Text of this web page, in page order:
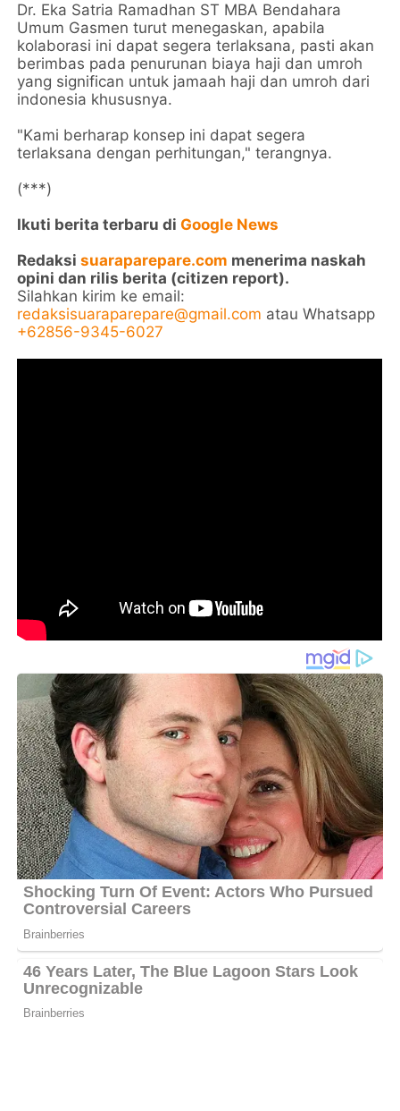
Dr. Eka Satria Ramadhan ST MBA Bendahara
Umum Gasmen turut menegaskan, apabila
kolaborasi ini dapat segera terlaksana, pasti akan
berimbas pada penurunan biaya haji dan umroh
yang significan untuk jamaah haji dan umroh dari
indonesia khususnya.
"Kami berharap konsep ini dapat segera
terlaksana dengan perhitungan," terangnya.
(***)
Ikuti berita terbaru diGoogle News
Redaksisuaraparepare.com menerima naskah
opini dan rilis berita (citizen report).
Silahkan kirim ke email:
redaksisuaraparepare@gmail.com atau Whatsapp
+62856-9345-6027